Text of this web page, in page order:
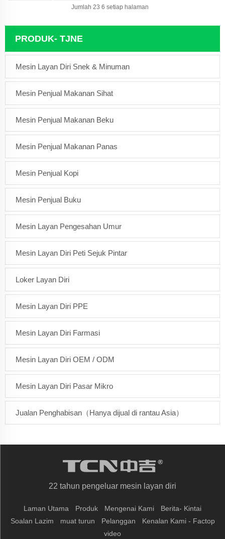
Jumlah 23 6 setiap halaman
PRODUK- TJNE
Mesin Layan Diri Snek & Minuman
Mesin Penjual Makanan Sihat
Mesin Penjual Makanan Beku
Mesin Penjual Makanan Panas
Mesin Penjual Kopi
Mesin Penjual Buku
Mesin Layan Pengesahan Umur
Mesin Layan Diri Peti Sejuk Pintar
Loker Layan Diri
Mesin Layan Diri PPE
Mesin Layan Diri Farmasi
Mesin Layan Diri OEM / ODM
Mesin Layan Diri Pasar Mikro
Jualan Penghabisan（Hanya dijual di rantau Asia）
22 tahun pengeluar mesin layan diri
Laman Utama Produk Mengenai Kami
Berita- Kintai
Soalan Lazim
muat turun Pelanggan
Kenalan Kami - Factop
video